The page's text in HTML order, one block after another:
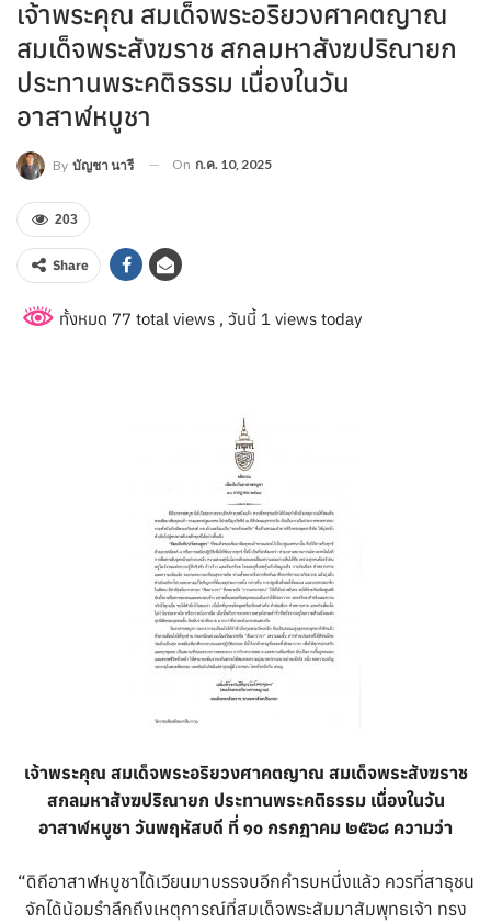
เจ้าพระคุณ สมเด็จพระอริยวงศาคตญาณ
สมเด็จพระสังฆราช สกลมหาสังฆปริณายก
ประทานพระคติธรรม เนื่องในวัน
อาสาฬหบูชา
By บัญชา นารี On ก.ค. 10, 2025
203
Share
ทั้งหมด 77 total views , วันนี้ 1 views today
เจ้าพระคุณ สมเด็จพระอริยวงศาคตญาณ สมเด็จพระสังฆราช
สกลมหาสังฆปริณายก ประทานพระคติธรรม เนื่องในวัน
อาสาฬหบูชา วันพฤหัสบดี ที่ ๑๐ กรกฎาคม ๒๕๖๘ ความว่า
“ดิถีอาสาฬหบูชาได้เวียนมาบรรจบอีกคำรบหนึ่งแล้ว ควรที่สาธุชน
จักได้น้อมรำลึกถึงเหตุการณ์ที่สมเด็จพระสัมมาสัมพุทธเจ้า ทรง